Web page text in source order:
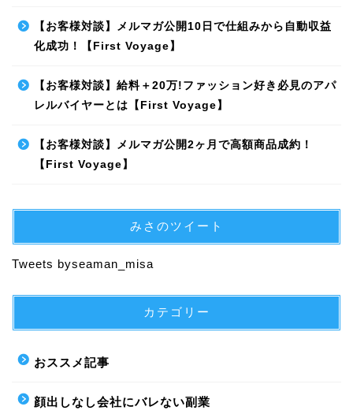
【お客様対談】メルマガ公開10日で仕組みから自動収益
化成功！【First Voyage】
【お客様対談】給料＋20万!ファッション好き必見のアパ
レルバイヤーとは【First Voyage】
【お客様対談】メルマガ公開2ヶ月で高額商品成約！
【First Voyage】
みさのツイート
Tweets byseaman_misa
カテゴリー
おススメ記事
顔出しなし会社にバレない副業